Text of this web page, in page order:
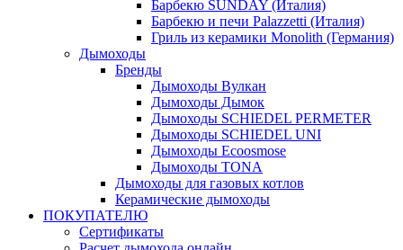
Барбекю SUNDAY (Италия)
Барбекю и печи Palazzetti (Италия)
Гриль из керамики Monolith (Германия)
Дымоходы
Бренды
Дымоходы Вулкан
Дымоходы Дымок
Дымоходы SCHIEDEL PERMETER
Дымоходы SCHIEDEL UNI
Дымоходы Ecoosmose
Дымоходы TONA
Дымоходы для газовых котлов
Керамические дымоходы
ПОКУПАТЕЛЮ
Сертификаты